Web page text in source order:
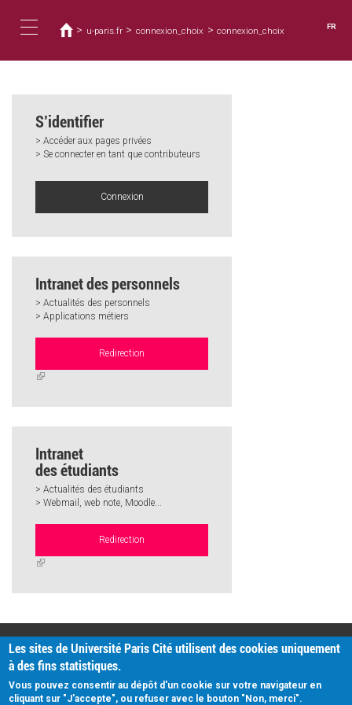
contenu
navigation
êtes
ici
> u-paris.fr > connexion_choix > connexion_choix FR
S’identifier
> Accéder aux pages privées
> Se connecter en tant que contributeurs
Connexion
Intranet des personnels
> Actualités des personnels
> Applications métiers
Redirection
(link
Intranet
des étudiants
> Actualités des étudiants
> Webmail, web note, Moodle...
Redirection
(link
PRATIQUE
Plan d'accès
Intranet
Mentions légales
Données personnelles
Les sites de Université Paris Cité utilisent des cookies uniquement
à des fins statistiques.
Vous pouvez consentir au dépôt d'un cookie sur votre navigateur en
cliquant sur "J'accepte", ou refuser avec le bouton "Non, merci".